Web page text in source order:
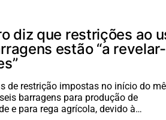
diz que restrições ao
estão “a
de restrição impostas no início do
barragens para produção de
e para rega agrícola, devido à…